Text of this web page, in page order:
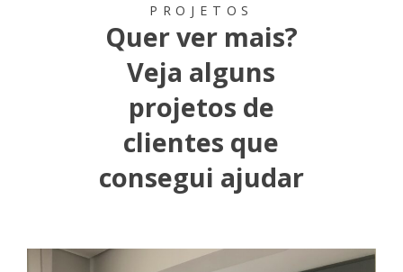
PROJETOS
Quer ver mais?
Veja alguns
projetos de
clientes que
consegui ajudar